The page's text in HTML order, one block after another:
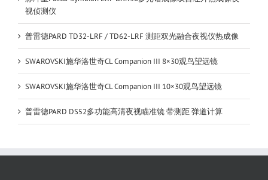
视侦测仪
普雷德PARD TD32-LRF / TD62-LRF 测距双光融合夜视仪热成像
SWAROVSKI施华洛世奇CL Companion III 8×30观鸟望远镜
SWAROVSKI施华洛世奇CL Companion III 10×30观鸟望远镜
普雷德PARD DS52多功能高清夜视瞄准镜 带测距 弹道计算